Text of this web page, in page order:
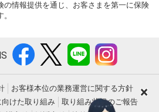
×
の情報提供を通じ、お客さまを第一に保険
お客様本位の業務運営に関する方針
けた取り組み
取り組み状況のご報告